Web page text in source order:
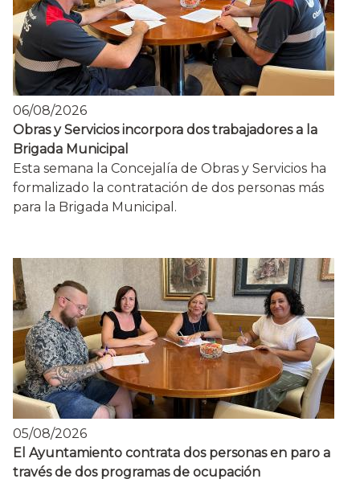
06/08/2026
Obras y Servicios incorpora dos trabajadores a la
Brigada Municipal
Esta semana la Concejalía de Obras y Servicios ha
formalizado la contratación de dos personas más
para la Brigada Municipal.
05/08/2026
El Ayuntamiento contrata dos personas en paro a
través de dos programas de ocupación